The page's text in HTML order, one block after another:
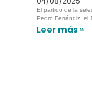
El partido de la
Pedro Ferrándiz, el
Leer más »